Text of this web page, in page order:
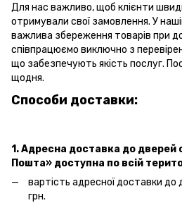
Для нас важливо, щоб клієнти
отримували свої замовлення. У
важлива збереження товарів при
співпрацюємо виключно з
що забезпечують якість послуг.
щодня.
Способи доставки:
1. Адресна доставка до дверей
Пошта» доступна по всій
вартість адресної доставки до
грн.